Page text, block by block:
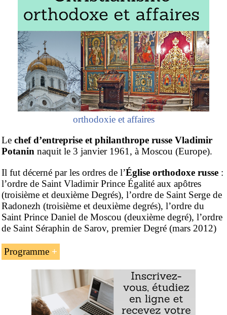
orthodoxie et affaires
Le chef d’entreprise et philanthrope russe Vladimir
Potanin naquit le 3 janvier 1961, à Moscou (Europe).
Il fut décerné par les ordres de l’Église orthodoxe russe :
l’ordre de Saint Vladimir Prince Égalité aux apôtres
(troisième et deuxième Degrés), l’ordre de Saint Serge de
Radonezh (troisième et deuxième degrés), l’ordre du
Saint Prince Daniel de Moscou (deuxième degré), l’ordre
de Saint Séraphin de Sarov, premier Degré (mars 2012)
Programme
L’homme d’affaires et philanthrope russe
orthodoxe Vladimir Potanin
Le groupe Interros